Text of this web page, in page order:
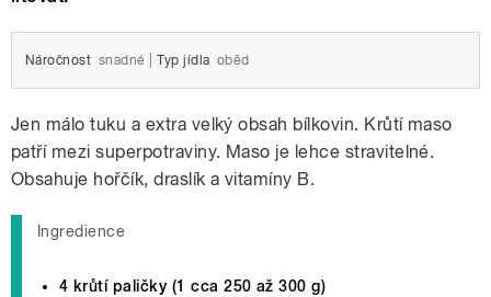
Náročnost snadné Typ jídla oběd
Jen málo tuku a extra velký obsah bílkovin. Krůtí maso
patří mezi superpotraviny. Maso je lehce stravitelné.
Obsahuje hořčík, draslík a vitamíny B.
Ingredience
4 krůtí paličky (1 cca 250 až 300 g)